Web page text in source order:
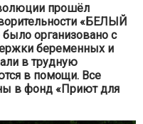
прошёл
«БЕЛЫЙ
организовано с
беременных и
в трудную
в помощи. Все
в фонд «Приют для